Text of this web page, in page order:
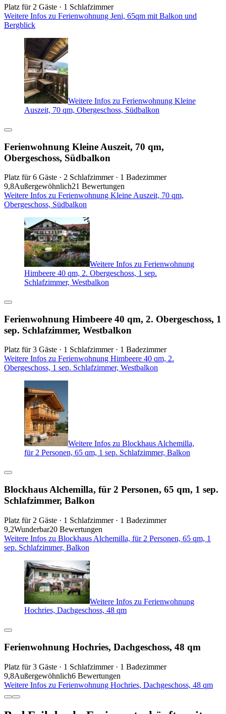
Platz für 2 Gäste · 1 Schlafzimmer
Weitere Infos zu Ferienwohnung Jeni, 65qm mit Balkon und
Bergblick
Weitere Infos zu Ferienwohnung Kleine
Auszeit, 70 qm, Obergeschoss, Südbalkon
Ferienwohnung Kleine Auszeit, 70 qm,
Obergeschoss, Südbalkon
Platz für 6 Gäste · 2 Schlafzimmer · 1 Badezimmer
9,8Außergewöhnlich21 Bewertungen
Weitere Infos zu Ferienwohnung Kleine Auszeit, 70 qm,
Obergeschoss, Südbalkon
Weitere Infos zu Ferienwohnung
Himbeere 40 qm, 2. Obergeschoss, 1 sep.
Schlafzimmer, Westbalkon
Ferienwohnung Himbeere 40 qm, 2. Obergeschoss, 1
sep. Schlafzimmer, Westbalkon
Platz für 3 Gäste · 1 Schlafzimmer · 1 Badezimmer
Weitere Infos zu Ferienwohnung Himbeere 40 qm, 2.
Obergeschoss, 1 sep. Schlafzimmer, Westbalkon
Weitere Infos zu Blockhaus Alchemilla,
für 2 Personen, 65 qm, 1 sep. Schlafzimmer, Balkon
Blockhaus Alchemilla, für 2 Personen, 65 qm, 1 sep.
Schlafzimmer, Balkon
Platz für 2 Gäste · 1 Schlafzimmer · 1 Badezimmer
9,2Wunderbar20 Bewertungen
Weitere Infos zu Blockhaus Alchemilla, für 2 Personen, 65 qm, 1
sep. Schlafzimmer, Balkon
Weitere Infos zu Ferienwohnung
Hochries, Dachgeschoss, 48 qm
Ferienwohnung Hochries, Dachgeschoss, 48 qm
Platz für 3 Gäste · 1 Schlafzimmer · 1 Badezimmer
9,8Außergewöhnlich6 Bewertungen
Weitere Infos zu Ferienwohnung Hochries, Dachgeschoss, 48 qm